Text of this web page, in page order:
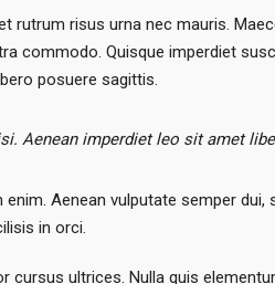
rutrum risus urna nec mauris.
commodo. Quisque imperdiet
posuere sagittis.
Aenean imperdiet leo sit amet
Aenean vulputate semper dui,
in orci.
ultrices. Nulla quis